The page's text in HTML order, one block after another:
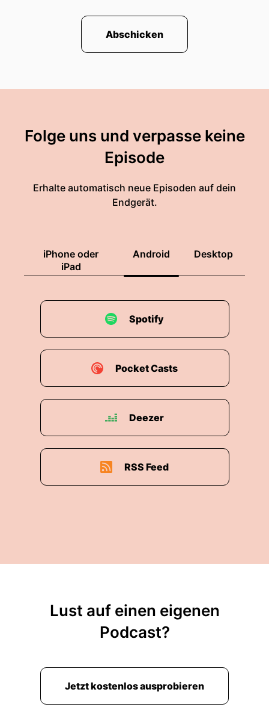
Abschicken
Folge uns und verpasse keine
Episode
Erhalte automatisch neue Episoden auf dein
Endgerät.
iPhone oder
iPad
Android Desktop
Spotify
Pocket Casts
Deezer
RSS Feed
Lust auf einen eigenen
Podcast?
Jetzt kostenlos ausprobieren